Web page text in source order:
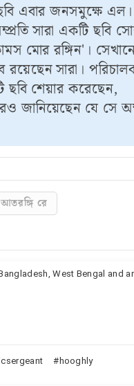
এবার জনসমুক্ষে এল।
সারা একটি ছবি
মোর রঙ্গিন'।
রয়েছেন সারা।
শেয়ার করেছেন,
জানিয়েছেন যে সে
আতরঙ্গি রে
West Bengal and
hooghly